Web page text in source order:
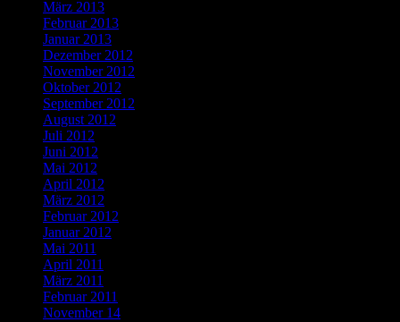
März 2013
Februar 2013
Januar 2013
Dezember 2012
November 2012
Oktober 2012
September 2012
August 2012
Juli 2012
Juni 2012
Mai 2012
April 2012
März 2012
Februar 2012
Januar 2012
Mai 2011
April 2011
März 2011
Februar 2011
November 14